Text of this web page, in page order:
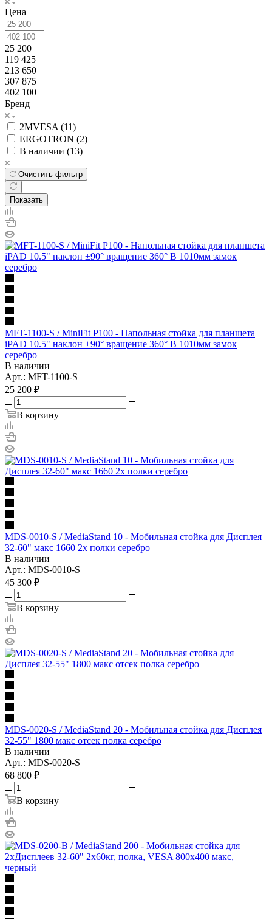
Цена
25 200
119 425
213 650
307 875
402 100
Бренд
2MVESA (11)
ERGOTRON (2)
В наличии (13)
Очистить фильтр
Показать
MFT-1100-S / MiniFit P100 - Напольная стойка для планшета
iPAD 10.5" наклон ±90° вращение 360° В 1010мм замок
серебро
В наличии
Арт.: MFT-1100-S
25 200 ₽
В корзину
MDS-0010-S / MediaStand 10 - Мобильная стойка для Дисплея
32-60" макс 1660 2х полки серебро
В наличии
Арт.: MDS-0010-S
45 300 ₽
В корзину
MDS-0020-S / MediaStand 20 - Мобильная стойка для Дисплея
32-55" 1800 макс отсек полка серебро
В наличии
Арт.: MDS-0020-S
68 800 ₽
В корзину